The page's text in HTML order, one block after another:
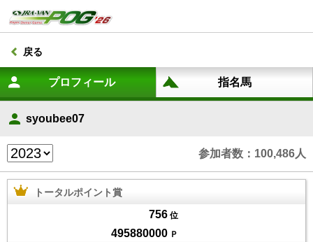
戻る
syoubee07
参加者数：100,486人
トータルポイント賞
756 位
495880000 Ｐ